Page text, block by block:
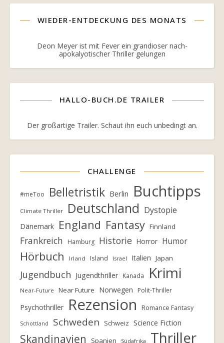
WIEDER-ENTDECKUNG DES MONATS
Deon Meyer ist mit Fever ein grandioser nach-
apokalyotischer Thriller gelungen
HALLO-BUCH.DE TRAILER
Der großartige Trailer. Schaut ihn euch unbedingt an.
CHALLENGE
#meToo Belletristik Berlin Buchtipps
Climate Thriller Deutschland Dystopie
Dänemark England Fantasy Finnland
Frankreich Hamburg Historie Horror Humor
Hörbuch Irland Island Israel Italien Japan
Jugendbuch Jugendthriller Kanada Krimi
Near-Future Near Future Norwegen Polit-Thriller
Psychothriller Rezension Romance Fantasy
Schottland Schweden Schweiz Science Fiction
Skandinavien Spanien Südafrika Thriller